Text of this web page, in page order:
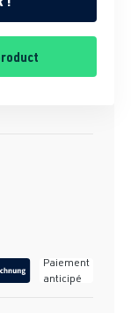
Paiement
anticipé